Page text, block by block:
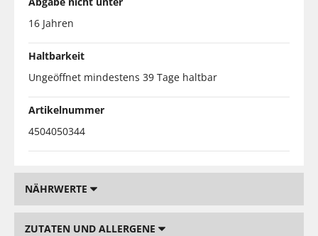
16 Jahren
Haltbarkeit
Ungeöffnet mindestens 39 Tage haltbar
Artikelnummer
4504050344
NÄHRWERTE
ZUTATEN UND ALLERGENE